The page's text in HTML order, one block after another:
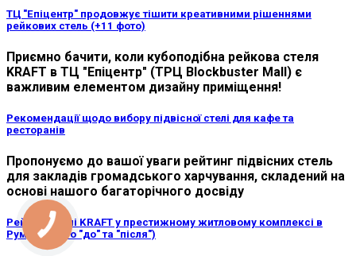
ТЦ "Епіцентр" продовжує тішити креативними рішеннями
рейкових стель (+11 фото)
Приємно бачити, коли кубоподібна рейкова стеля
KRAFT в ТЦ "Епіцентр" (ТРЦ Blockbuster Mall) є
важливим елементом дизайну приміщення!
Рекомендації щодо вибору підвісної стелі для кафе та
ресторанів
Пропонуємо до вашої уваги рейтинг підвісних стель
для закладів громадського харчування, складений на
основі нашого багаторічного досвіду
Рейкові стелі KRAFT у престижному житловому комплексі в
Румунії (фото "до" та "після")